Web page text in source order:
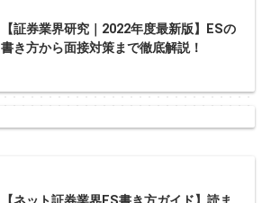
【証券業界研究｜2022年度最新版】ESの
書き方から面接対策まで徹底解説！